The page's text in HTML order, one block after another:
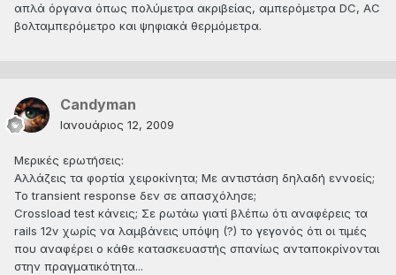
απλά όργανα όπως πολύμετρα ακριβείας, αμπερόμετρα DC, AC
βολταμπερόμετρο και ψηφιακά θερμόμετρα.
Candyman
Ιανουάριος 12, 2009
Μερικές ερωτήσεις:
Aλλάζεις τα φορτία χειροκίνητα; Με αντιστάση δηλαδή εννοείς;
Το transient response δεν σε απασχόλησε;
Crossload test κάνεις; Σε ρωτάω γιατί βλέπω ότι αναφέρεις τα
rails 12v χωρίς να λαμβάνεις υπόψη (?) το γεγονός ότι οι τιμές
που αναφέρει ο κάθε κατασκευαστής σπανίως ανταποκρίνονται
στην πραγματικότητα...